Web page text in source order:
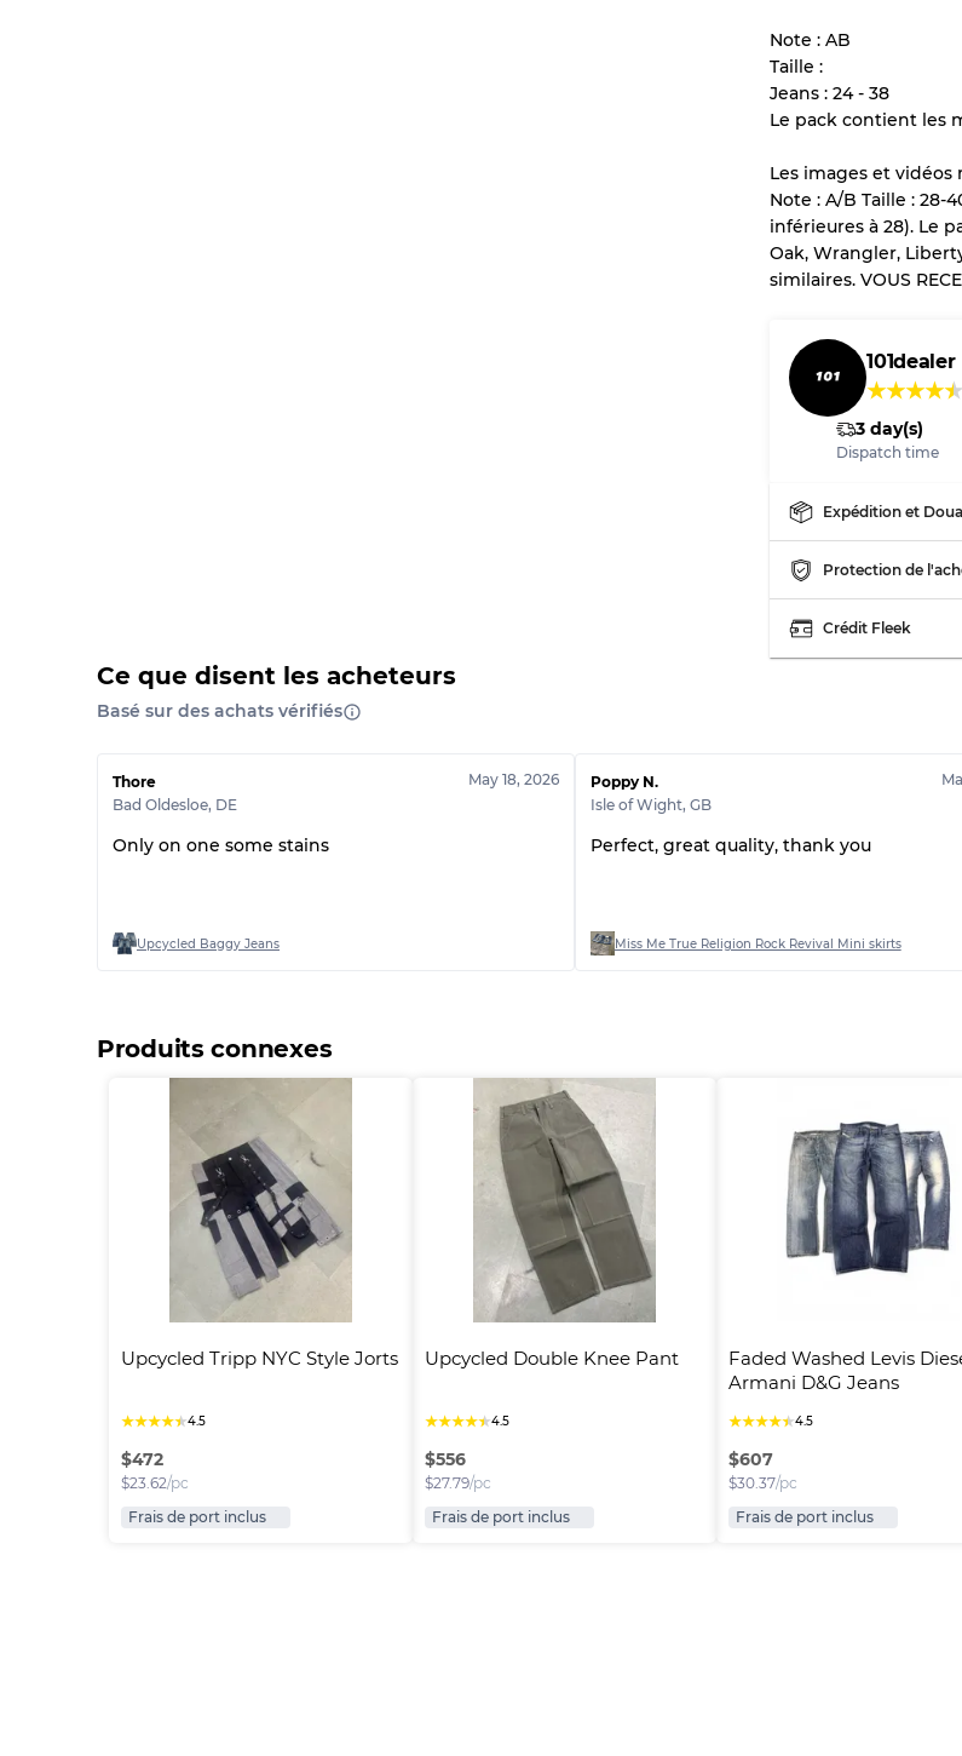
Tous les
l'état et
Il y a une
Notre
Qualité B Peu
Qualité C
Qualité AB
Qualité BC
Note : AB
Taille :
Jeans : 24 - 38
Le pack contient les
Les images et
Note : A/B Taille :
inférieures à 28). Le
Oak, Wrangler,
similaires. VOUS
101dealer
★★★★
3 day(s)
Dispatch time
Expédition et
Protection de
Crédit Fleek
Ce que disent les acheteurs
Basé sur des achats vérifiés
Thore
Bad Oldesloe, DE
May 18, 2026
Only on one some stains
Upcycled Baggy Jeans
Poppy N.
Isle of Wight, GB
Perfect, great quality, thank you
Miss Me True Religion Rock Revival Mini skirts
Produits connexes
Upcycled Tripp NYC Style Jorts
★★★★★4.5
$472
$23.62/pc
Frais de port inclus
Upcycled Double Knee Pant
★★★★★4.5
$556
$27.79/pc
Frais de port inclus
Faded Washed Levis
Armani D&G Jeans
★★★★★4.5
$607
$30.37/pc
Frais de port inclus